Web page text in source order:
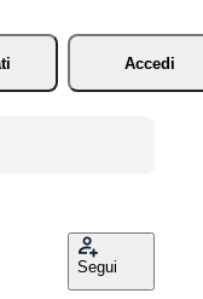
Accedi
Segui